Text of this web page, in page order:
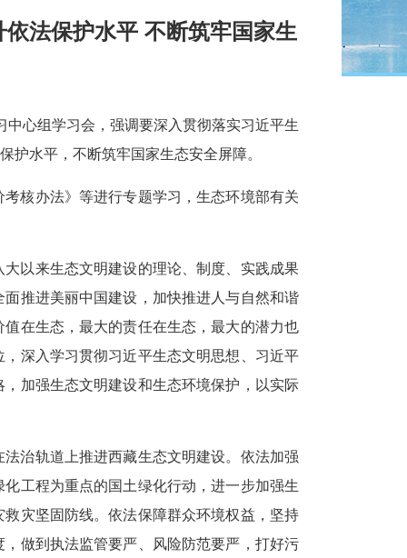
法保护水平 不断筑牢国家生
心组学习会，强调要深入贯彻落实习近平生
护水平，不断筑牢国家生态安全屏障。
核办法》等进行专题学习，生态环境部有关
以来生态文明建设的理论、制度、实践成果
推进美丽中国建设，加快推进人与自然和谐
在生态，最大的责任在生态，最大的潜力也
深入学习贯彻习近平生态文明思想、习近平
加强生态文明建设和生态环境保护，以实际
治轨道上推进西藏生态文明建设。依法加强
工程为重点的国土绿化行动，进一步加强生
灾坚固防线。依法保障群众环境权益，坚持
做到执法监管要严、风险防范要严，打好污